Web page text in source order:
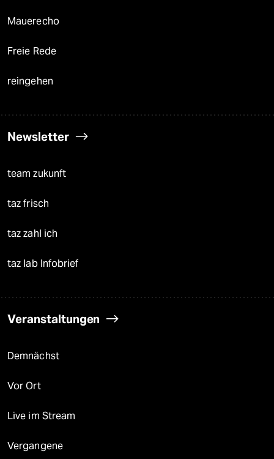
Mauerecho
Freie Rede
reingehen
Newsletter
team zukunft
taz frisch
taz zahl ich
taz lab Infobrief
Veranstaltungen
Demnächst
Vor Ort
Live im Stream
Vergangene